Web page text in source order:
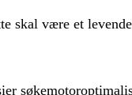
skal være et